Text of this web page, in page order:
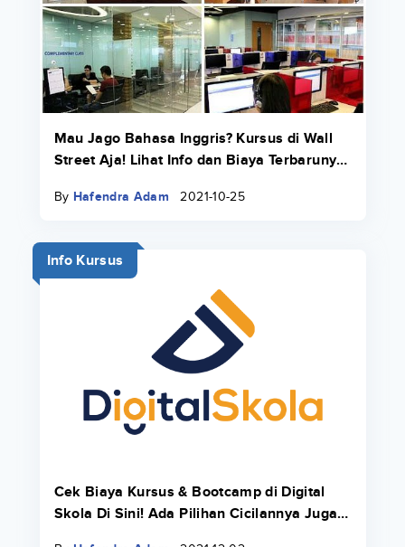
Mau Jago Bahasa Inggris? Kursus di Wall
Street Aja! Lihat Info dan Biaya Terbarunya
By Hafendra Adam 2021-10-25
Info Kursus
Cek Biaya Kursus & Bootcamp di Digital
Skola Di Sini! Ada Pilihan Cicilannya Juga